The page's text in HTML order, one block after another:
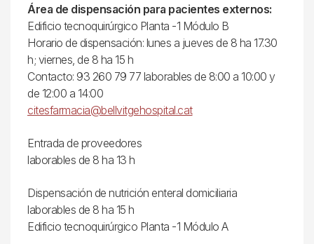
Área de dispensación para pacientes externos:
Edificio tecnoquirúrgico Planta -1 Módulo B
Horario de dispensación: lunes a jueves de 8 ha 17.30
h; viernes, de 8 ha 15 h
Contacto: 93 260 79 77 laborables de 8:00 a 10:00 y
de 12:00 a 14:00
citesfarmacia@bellvitgehospital.cat
Entrada de proveedores
laborables de 8 ha 13 h
Dispensación de nutrición enteral domiciliaria
laborables de 8 ha 15 h
Edificio tecnoquirúrgico Planta -1 Módulo A